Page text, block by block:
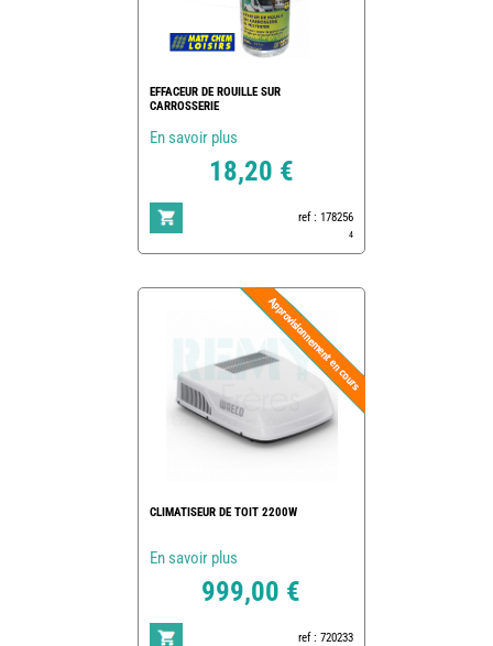
EFFACEUR DE ROUILLE SUR
CARROSSERIE
En savoir plus
18,20 €
ref : 178256
4
CLIMATISEUR DE TOIT 2200W
En savoir plus
999,00 €
ref : 720233